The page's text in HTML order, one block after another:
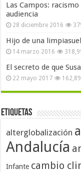
Las Campos:
audiencia
28 diciembre 2016
Hijo de una
14 marzo 2016
El secreto de que
22 mayo 2017
Etiquetas
alterglobalización
Andalucía
Infante cambio